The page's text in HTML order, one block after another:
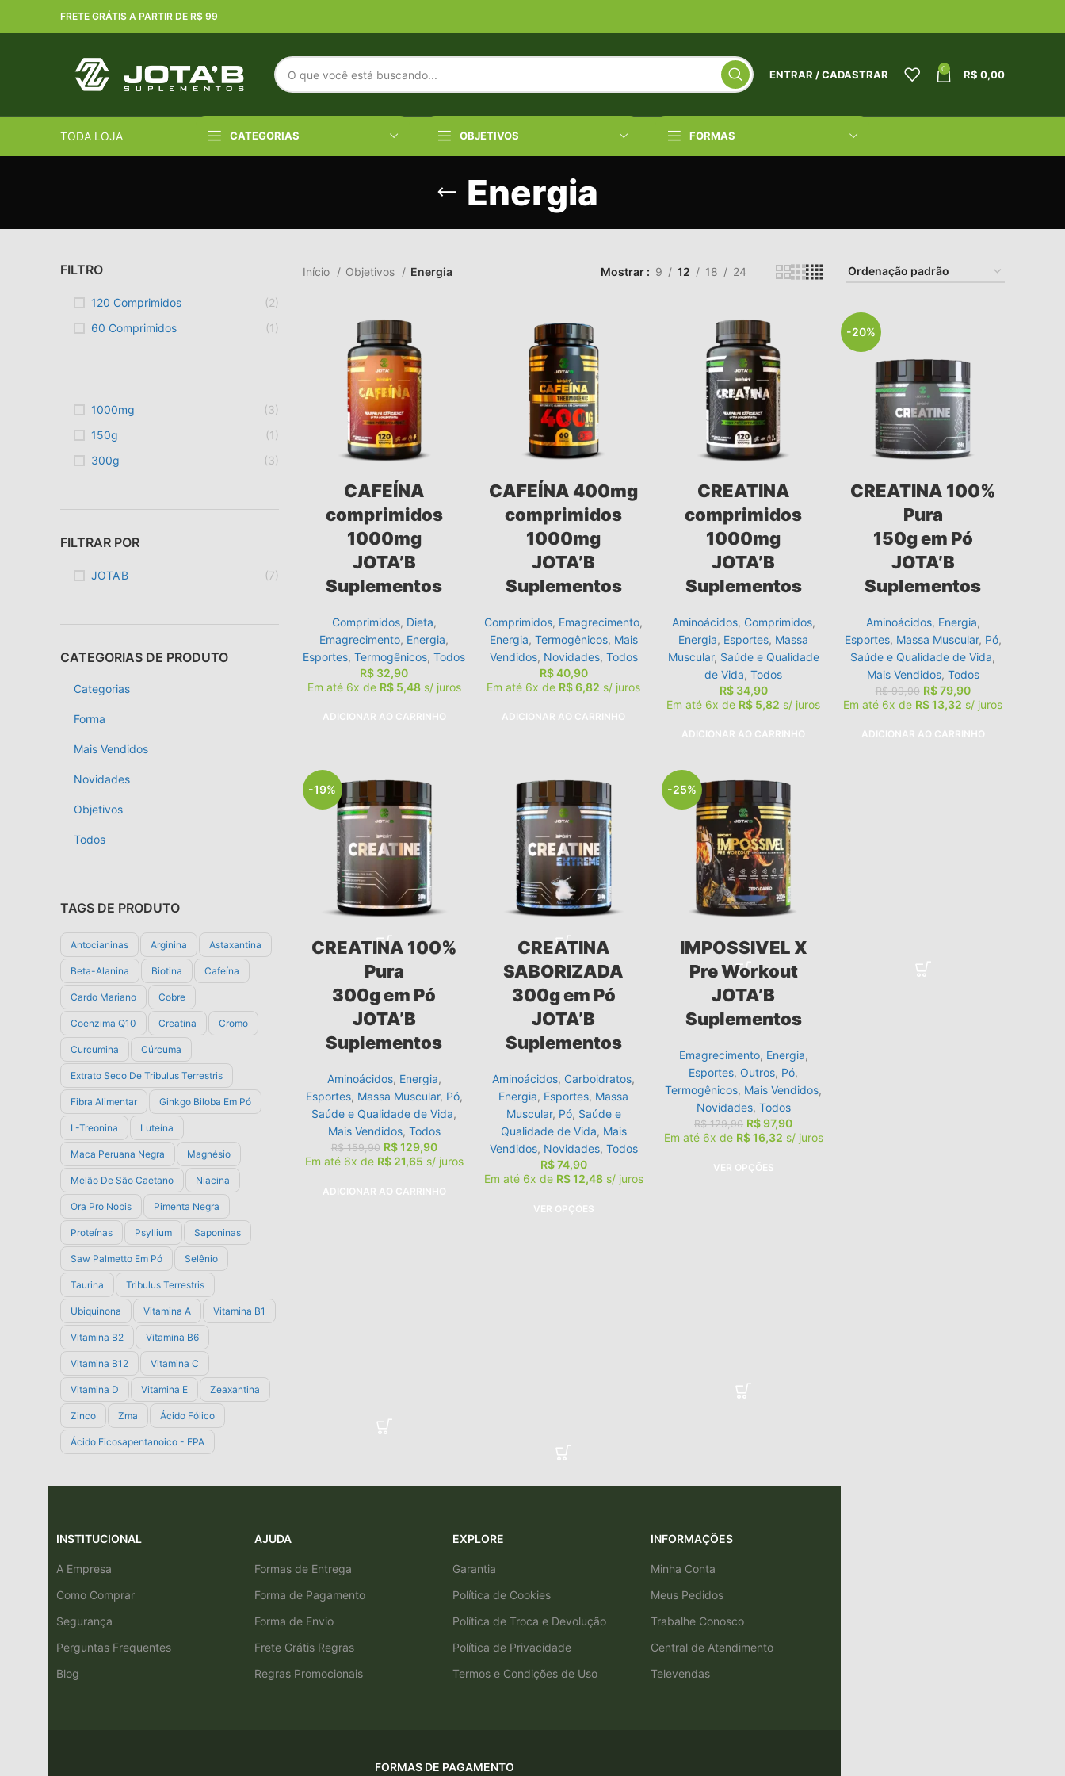
FRETE GRÁTIS A PARTIR DE R$ 99
ENTRAR / CADASTRAR 0 R$ 0,00
TODA LOJA CATEGORIAS OBJETIVOS FORMAS
Energia
FILTRO
120 Comprimidos
(2)
60 Comprimidos
(1)
1000mg
(3)
150g
(1)
300g
(3)
FILTRAR POR
JOTA'B (7)
CATEGORIAS DE PRODUTO
Categorias
Forma
Mais Vendidos
Novidades
Objetivos
Todos
TAGS DE PRODUTO
Antocianinas Arginina Astaxantina
Beta-Alanina Biotina Cafeína
Cardo Mariano Cobre
Coenzima Q10 Creatina Cromo
Curcumina Cúrcuma
Extrato Seco De Tribulus Terrestris
Fibra Alimentar Ginkgo Biloba Em Pó
L-Treonina Luteína
Maca Peruana Negra Magnésio
Melão De São Caetano Niacina
Ora Pro Nobis Pimenta Negra
Proteínas Psyllium Saponinas
Saw Palmetto Em Pó Selênio
Taurina Tribulus Terrestris
Ubiquinona Vitamina A Vitamina B1
Vitamina B2 Vitamina B6
Vitamina B12 Vitamina C
Vitamina D Vitamina E Zeaxantina
Zinco Zma Ácido Fólico
Ácido Eicosapentanoico - EPA
Início Objetivos Energia Mostrar 9 12 18 24
CAFEÍNA
comprimidos
1000mg
JOTA’B
Suplementos
Comprimidos, Dieta,
Emagrecimento, Energia,
Esportes,Termogênicos,Todos
R$ 32,90
Em até 6x de R$5,48 s/ juros
ADICIONAR AO CARRINHO
CAFEÍNA 400mg
comprimidos
1000mg
JOTA’B
Suplementos
Comprimidos, Emagrecimento,
Energia, Termogênicos, Mais
Vendidos, Novidades, Todos
R$40,90
Em até 6x de R$6,82 s/ juros
ADICIONAR AO CARRINHO
CREATINA
comprimidos
1000mg
JOTA’B
Suplementos
Aminoácidos, Comprimidos,
Energia, Esportes, Massa
Muscular, Saúde e Qualidade
de Vida,Todos
R$34,90
Em até 6x de R$ 5,82 s/ juros
ADICIONAR AO CARRINHO
-20%
CREATINA 100%
Pura
150g em Pó
JOTA’B
Suplementos
Aminoácidos, Energia,
Esportes, Massa Muscular, Pó,
Saúde e Qualidade de Vida,
Mais Vendidos, Todos
R$99,90 R$79,90
Em até 6x de R$13,32 s/ juros
ADICIONAR AO CARRINHO
-19%
CREATINA 100%
Pura
300g em Pó
JOTA’B
Suplementos
Aminoácidos, Energia,
Esportes, Massa Muscular, Pó,
Saúde e Qualidade de Vida,
Mais Vendidos, Todos
R$159,90 R$129,90
Em até 6x de R$21,65 s/ juros
ADICIONAR AO CARRINHO
CREATINA
SABORIZADA
300g em Pó
JOTA’B
Suplementos
Aminoácidos, Carboidratos,
Energia, Esportes, Massa
Muscular, Pó, Saúde e
Qualidade de Vida, Mais
Vendidos, Novidades, Todos
R$74,90
Em até 6x de R$12,48 s/ juros
VER OPÇÕES
-25%
IMPOSSIVEL X
Pre Workout
JOTA’B
Suplementos
Emagrecimento, Energia,
Esportes, Outros, Pó,
Termogênicos, Mais Vendidos,
Novidades, Todos
R$129,90 R$97,90
Em até 6x de R$16,32 s/ juros
VER OPÇÕES
INSTITUCIONAL
A Empresa
Como Comprar
Segurança
Perguntas Frequentes
Blog
AJUDA
Formas de Entrega
Forma de Pagamento
Forma de Envio
Frete Grátis Regras
Regras Promocionais
EXPLORE
Garantia
Política de Cookies
Política de Troca e Devolução
Política de Privacidade
Termos e Condições de Uso
INFORMAÇÕES
Minha Conta
Meus Pedidos
Trabalhe Conosco
Central de Atendimento
Televendas
FORMAS DE PAGAMENTO